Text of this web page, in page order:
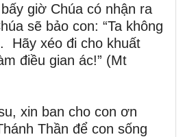
giờ Chúa có nhận ra
sẽ bảo con: “Ta không
Hãy xéo đi cho khuất
điều gian ác!” (Mt
xin ban cho con ơn
Thần để con sống